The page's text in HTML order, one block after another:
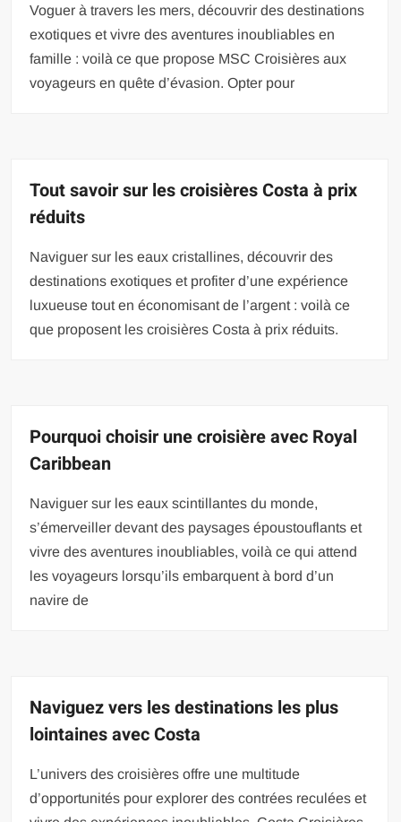
Voguer à travers les mers, découvrir des destinations
exotiques et vivre des aventures inoubliables en
famille : voilà ce que propose MSC Croisières aux
voyageurs en quête d’évasion. Opter pour
Tout savoir sur les croisières Costa à prix
réduits
Naviguer sur les eaux cristallines, découvrir des
destinations exotiques et profiter d’une expérience
luxueuse tout en économisant de l’argent : voilà ce
que proposent les croisières Costa à prix réduits.
Pourquoi choisir une croisière avec Royal
Caribbean
Naviguer sur les eaux scintillantes du monde,
s’émerveiller devant des paysages époustouflants et
vivre des aventures inoubliables, voilà ce qui attend
les voyageurs lorsqu’ils embarquent à bord d’un
navire de
Naviguez vers les destinations les plus
lointaines avec Costa
L’univers des croisières offre une multitude
d’opportunités pour explorer des contrées reculées et